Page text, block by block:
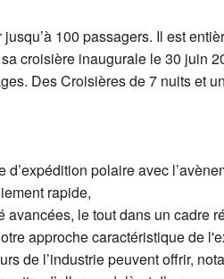
100 passagers. Il est
croisière inaugurale le 30 juin
Des Croisières de 7 nuits et
polaire avec
rapide,
le tout dans un cadre
approche caractéristique de
de l’industrie peuvent offrir,